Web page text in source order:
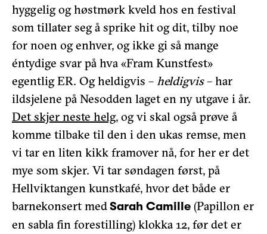
hyggelig og høstmørk kveld hos en festival
som tillater seg å sprike hit og dit, tilby noe
for noen og enhver, og ikke gi så mange
éntydige svar på hva «Fram Kunstfest»
egentlig ER. Og heldigvis – heldigvis– har
ildsjelene på Nesodden laget en ny utgave i år.
Det skjer neste helg, og vi skal også prøve å
komme tilbake til den i den ukas remse, men
vi tar en liten kikk framover nå, for her er det
mye som skjer. Vi tar søndagen først, på
Hellviktangen kunstkafé, hvor det både er
barnekonsert medSarah Camille (Papillon er
en sabla fin forestilling) klokka 12, før det er